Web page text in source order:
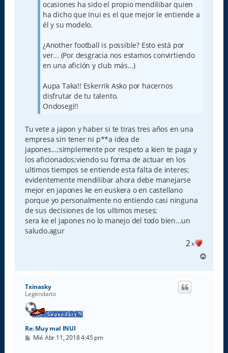
ocasiones ha sido el propio mendilibar quien
ha dicho que Inui es el que mejor le entiende a
él y su modelo.
¿Another football is possible? Esto está por
ver... (Por desgracia nos estamos convirtiendo
en una afición y club más...)
Aupa Taka!! Eskerrik Asko por hacernos
disfrutar de tu talento.
Ondosegi!!
Tu vete a japon y haber si te tiras tres años en una
empresa sin tener ni p**a idea de
japones...;simplemente por respeto a kien te paga y
los aficionados;viendo su forma de actuar en los
ultimos tiempos se entiende esta falta de interes;
evidentemente mendilibar ahora debe manejarse
mejor en japones ke en euskera o en castellano
porque yo personalmente no entiendo casi ninguna
de sus decisiones de los ultimos meses;
sera ke el japones no lo manejo del todo bien...un
saludo.agur
2x
r
Txinasky
Legendario
Re: Muy mal INUI
M
Mié Abr 11, 2018 4:45 pm